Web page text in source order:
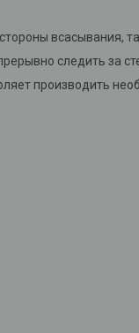
всасывания,
следить за
производить